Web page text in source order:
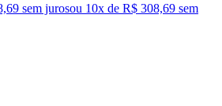
sem jurosou 10x de R$ 308,69 sem